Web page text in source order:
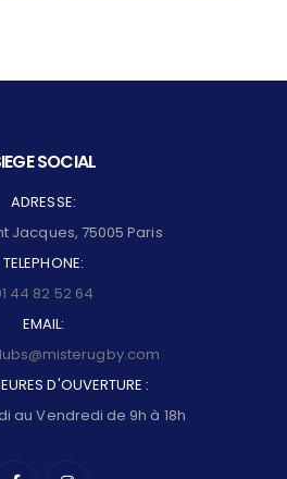
SOCIAL
ADRESSE:
Jacques, 75005 Paris
TELEPHONE:
44 82 52 64
EMAIL:
D'OUVERTURE :
au Vendredi de 9h à 18h